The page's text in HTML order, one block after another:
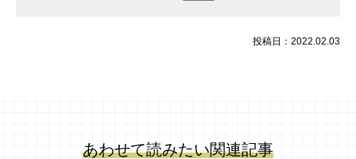
投稿日：2022.02.03
あわせて読みたい関連記事